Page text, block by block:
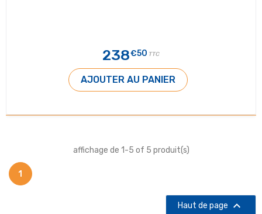
238€50 TTC
AJOUTER AU PANIER
affichage de 1-5 of 5 produit(s)
1
Haut de page 